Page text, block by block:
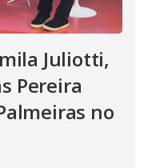
Juliotti,
Pereira
no